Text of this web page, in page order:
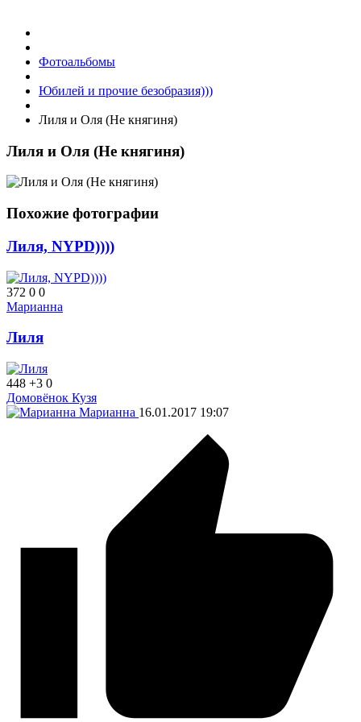
Фотоальбомы
Юбилей и прочие безобразия)))
Лиля и Оля (Не княгиня)
Лиля и Оля (Не княгиня)
Похожие фотографии
Лиля, NYPD))))
372 0 0
Марианна
Лиля
448 +3 0
Домовёнок Кузя
Марианна 16.01.2017 19:07